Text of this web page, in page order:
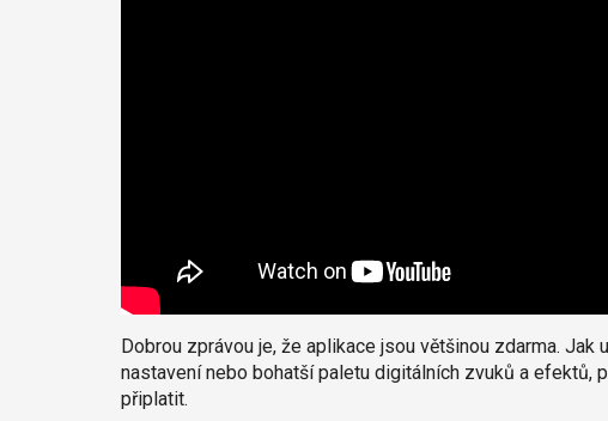
Dobrou zprávou je, že aplikace jsou většinou zdarma.
nastavení nebo bohatší paletu digitálních zvuků a efektů,
připlatit.